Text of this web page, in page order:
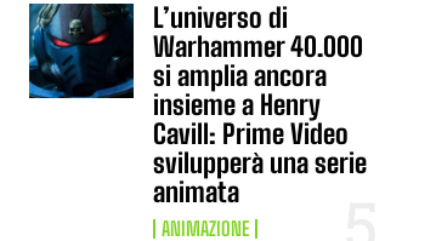
L’universo di
Warhammer 40.000
si amplia ancora
insieme a Henry
Cavill: Prime Video
svilupperà una serie
animata
ANIMAZIONE